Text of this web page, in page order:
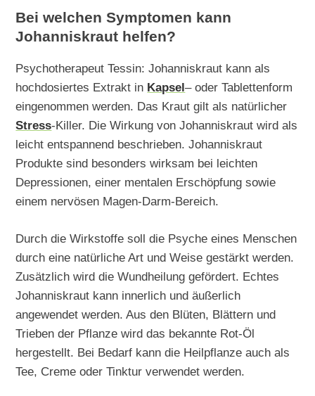
Bei welchen Symptomen kann
Johanniskraut helfen?
Psychotherapeut Tessin: Johanniskraut kann als
hochdosiertes Extrakt in Kapsel– oder Tablettenform
eingenommen werden. Das Kraut gilt als natürlicher
Stress-Killer. Die Wirkung von Johanniskraut wird als
leicht entspannend beschrieben. Johanniskraut
Produkte sind besonders wirksam bei leichten
Depressionen, einer mentalen Erschöpfung sowie
einem nervösen Magen-Darm-Bereich.
Durch die Wirkstoffe soll die Psyche eines Menschen
durch eine natürliche Art und Weise gestärkt werden.
Zusätzlich wird die Wundheilung gefördert. Echtes
Johanniskraut kann innerlich und äußerlich
angewendet werden. Aus den Blüten, Blättern und
Trieben der Pflanze wird das bekannte Rot-Öl
hergestellt. Bei Bedarf kann die Heilpflanze auch als
Tee, Creme oder Tinktur verwendet werden.